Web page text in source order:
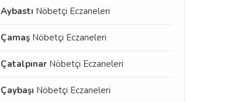
Aybastı Nöbetçi Eczaneleri
Çamaş Nöbetçi Eczaneleri
Çatalpınar Nöbetçi Eczaneleri
Çaybaşı Nöbetçi Eczaneleri